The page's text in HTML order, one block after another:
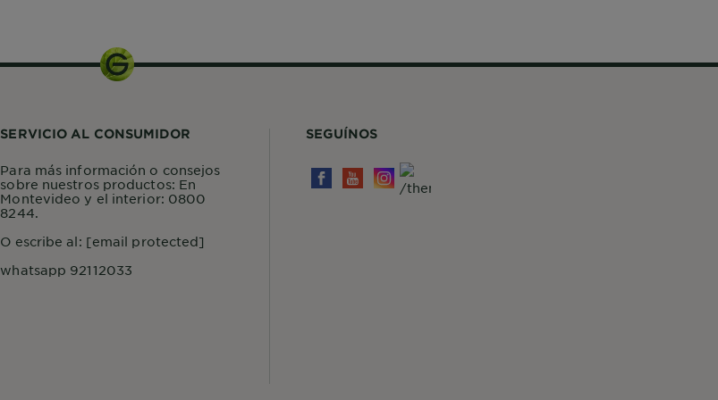
SERVICIO AL CONSUMIDOR
Para más información o consejos
sobre nuestros productos: En
Montevideo y el interior: 0800
8244.
O escribe al: [email protected]
whatsapp 92112033
SEGUÍNOS